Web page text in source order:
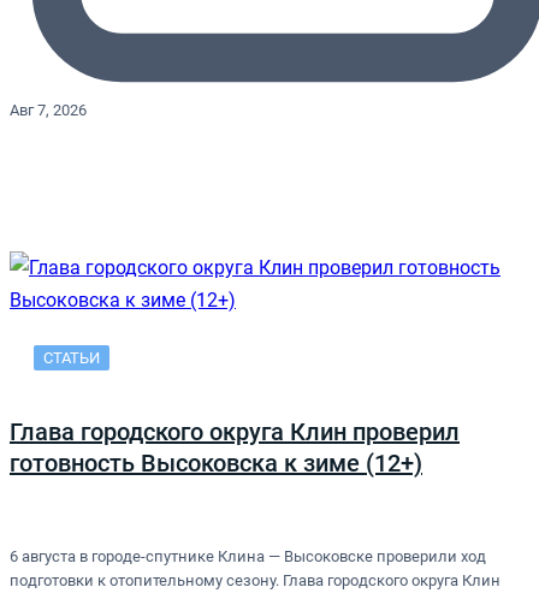
Авг 7, 2026
СТАТЬИ
Глава городского округа Клин проверил
готовность Высоковска к зиме (12+)
6 августа в городе-спутнике Клина — Высоковске проверили ход
подготовки к отопительному сезону. Глава городского округа Клин